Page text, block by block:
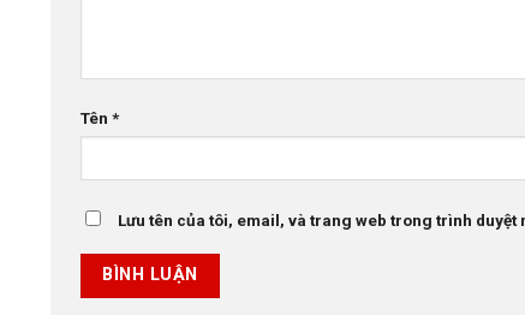
Tên *
Lưu tên của tôi, email, và trang web trong trình duyệt